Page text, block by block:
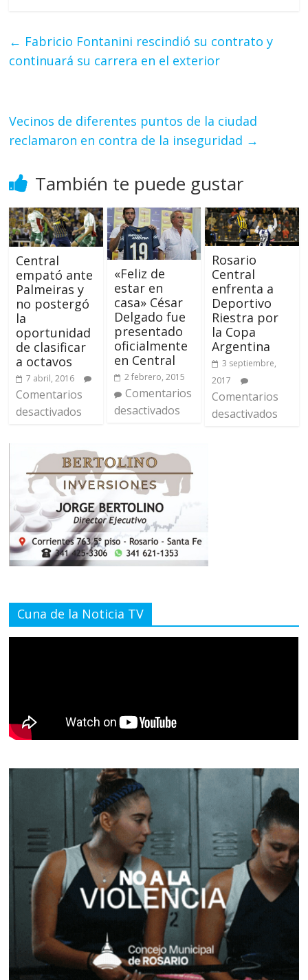
← Fabricio Fontanini rescindió su contrato y
continuará su carrera en el exterior
Vecinos de diferentes puntos de la ciudad
reclamaron en contra de la inseguridad →
También te puede gustar
Central
empató ante
Palmeiras y
no postergó
la
oportunidad
de clasificar
a octavos
7 abril, 2016
Comentarios
desactivados
«Feliz de
estar en
casa» César
Delgado fue
presentado
oficialmente
en Central
2 febrero, 2015
Comentarios
desactivados
Rosario
Central
enfrenta a
Deportivo
Riestra por
la Copa
Argentina
3 septiembre,
2017
Comentarios
desactivados
Cuna de la Noticia TV